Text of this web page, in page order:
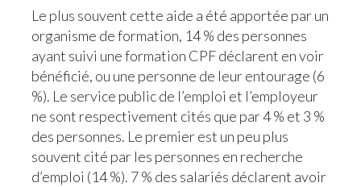
Le plus souvent cette aide a été apportée par un
organisme de formation, 14 % des personnes
ayant suivi une formation CPF déclarent en voir
bénéficié, ou une personne de leur entourage (6
%). Le service public de l’emploi et l’employeur
ne sont respectivement cités que par 4 % et 3 %
des personnes. Le premier est un peu plus
souvent cité par les personnes en recherche
d’emploi (14 %). 7 % des salariés déclarent avoir